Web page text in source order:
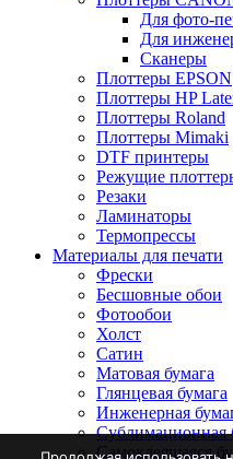
Для фото-
Для
Сканеры
Плоттеры EPSON
Плоттеры HP
Плоттеры Roland
Плоттеры Mimaki
DTF принтеры
Режущие
Резаки
Ламинаторы
Термопрессы
Материалы для печати
Фрески
Бесшовные обои
Фотообои
Холст
Сатин
Матовая бумага
Глянцевая бумага
Инженерная
Сублимационная
Самоклеящаяся